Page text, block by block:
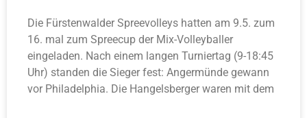
Die Fürstenwalder Spreevolleys hatten am 9.5. zum
16. mal zum Spreecup der Mix-Volleyballer
eingeladen. Nach einem langen Turniertag (9-18:45
Uhr) standen die Sieger fest: Angermünde gewann
vor Philadelphia. Die Hangelsberger waren mit dem